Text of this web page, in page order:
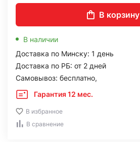
В корзину
В наличии
Доставка по Минску: 1 день
Доставка по РБ: от 2 дней
Самовывоз: бесплатно,
Гарантия 12 мес.
В избранное
В сравнение